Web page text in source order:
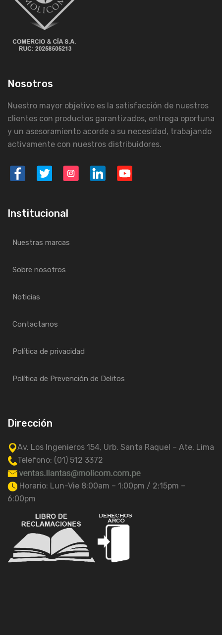
Nosotros
Nuestro mayor objetivo es la satisfacción de nuestros
clientes con productos garantizados, entrega oportuna
y un asesoramiento acorde a su necesidad, trabajando
activamente con nuestros distribuidores.
Institucional
Nuestras marcas
Sobre nosotros
Noticias
Contactanos
Política de privacidad
Política de Prevención de Delitos
Dirección
Av. Los Ingenieros 154, Urb. Santa Raquel – Ate, Lima
Telefono: (01) 512 3372
Horario: Lun-Vie 8:00am – 1:00pm / 2:15pm –
6:00pm